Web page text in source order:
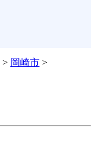
> 岡崎市 >